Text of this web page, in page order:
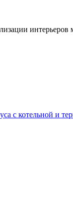
с котельной и